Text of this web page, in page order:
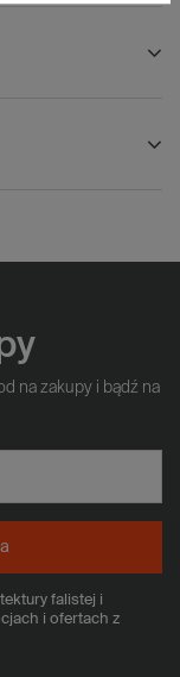
na zakupy i bądź na
falistej i
i ofertach z